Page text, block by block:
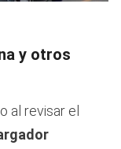
y otros
al revisar el